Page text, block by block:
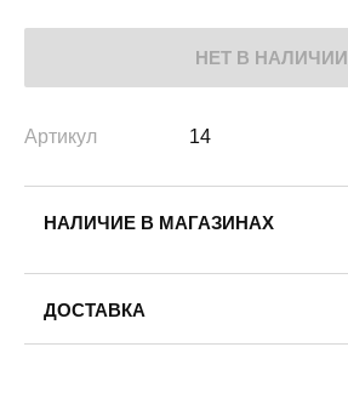
НЕТ В НАЛИЧИИ
Артикул 14
НАЛИЧИЕ В МАГАЗИНАХ
ДОСТАВКА
Пермь — бесплатно